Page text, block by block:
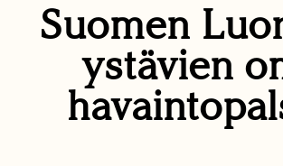
Suomen
ystävien